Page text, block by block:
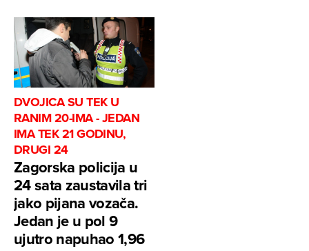
DVOJICA SU TEK U
RANIM 20-IMA - JEDAN
IMA TEK 21 GODINU,
DRUGI 24
Zagorska policija u
24 sata zaustavila tri
jako pijana vozača.
Jedan je u pol 9
ujutro napuhao 1,96